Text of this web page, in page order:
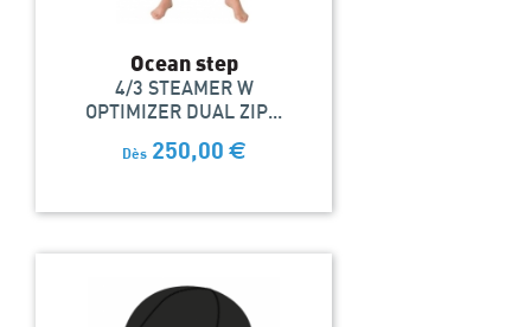
Ocean step
4/3 STEAMER W
OPTIMIZER DUAL ZIP...
Dès 250,00 €